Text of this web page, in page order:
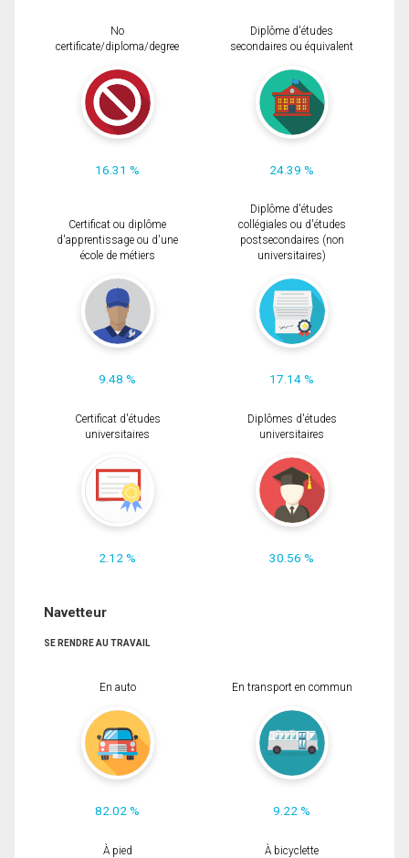
No
certificate/diploma/degree
16.31 %
Diplôme d'études
secondaires ou équivalent
24.39 %
Certificat ou diplôme
d'apprentissage ou d'une
école de métiers
9.48 %
Diplôme d'études
collégiales ou d'études
postsecondaires (non
universitaires)
17.14 %
Certificat d'études
universitaires
2.12 %
Diplômes d'études
universitaires
30.56 %
Navetteur
SE RENDRE AU TRAVAIL
En auto
82.02 %
En transport en commun
9.22 %
À pied À bicyclette